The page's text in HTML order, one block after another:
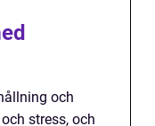
och
stress, och